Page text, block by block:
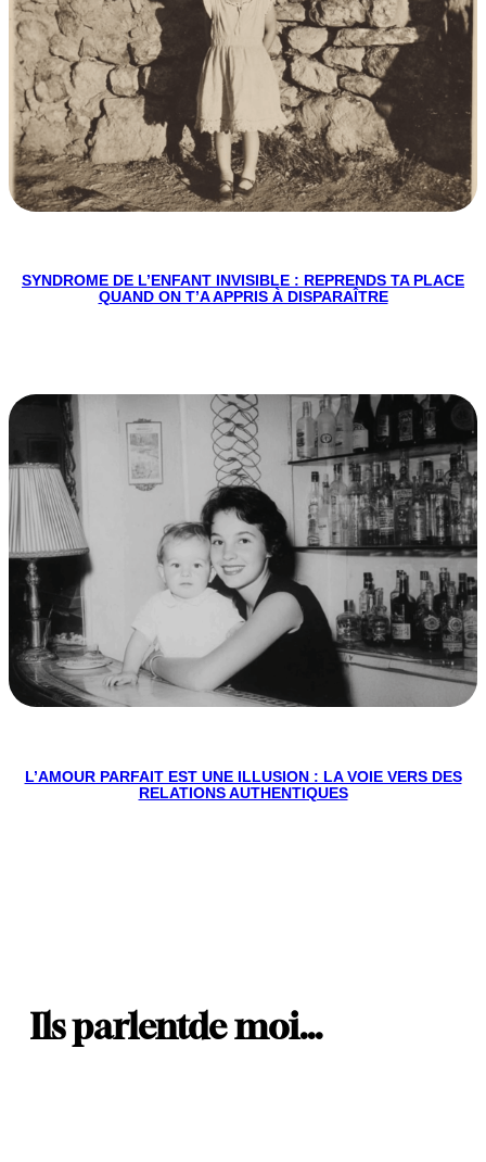
SYNDROME DE L’ENFANT INVISIBLE : REPRENDS TA PLACE
QUAND ON T’A APPRIS À DISPARAÎTRE
L’AMOUR PARFAIT EST UNE ILLUSION : LA VOIE VERS DES
RELATIONS AUTHENTIQUES
Ils parlentde moi…